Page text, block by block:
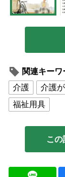
関連キーワ
介護
介護
福祉用具
この